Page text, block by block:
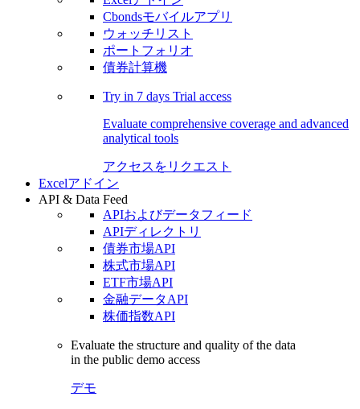
Cbondsモバイルアプリ
ウォッチリスト
ポートフォリオ
債券計算機
Try in 7 days Trial access
Evaluate comprehensive coverage and advanced
analytical tools
アクセスをリクエスト
Excelアドイン
API & Data Feed
APIおよびデータフィード
APIディレクトリ
債券市場API
株式市場API
ETF市場API
金融データAPI
株価指数API
Evaluate the structure and quality of the data
in the public demo access
デモ